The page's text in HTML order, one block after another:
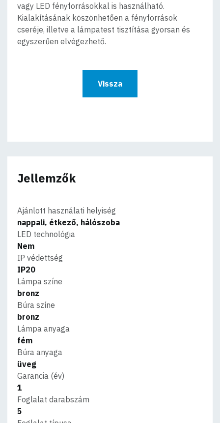
vagy LED fényforrásokkal is használható.
Kialakításának köszönhetően a fényforrások
cseréje, illetve a lámpatest tisztítása gyorsan és
egyszerűen elvégezhető.
Vissza
Jellemzők
Ajánlott használati helyiség
nappali, étkező, hálószoba
LED technológia
Nem
IP védettség
IP20
Lámpa színe
bronz
Búra színe
bronz
Lámpa anyaga
fém
Búra anyaga
üveg
Garancia (év)
1
Foglalat darabszám
5